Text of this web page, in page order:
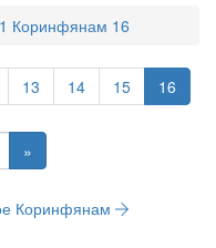
1 Коринфянам 16
13 14 15 16
»
Коринфянам